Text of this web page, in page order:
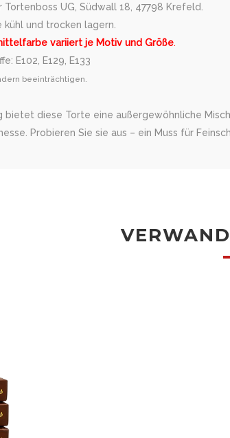
UG, Südwall 18, 47798 Krefeld.
und trocken lagern.
variiert je Motiv und Größe.
E102, E129, E133
beeinträchtigen.
bietet diese Torte eine außergewöhnliche
Probieren Sie sie aus – ein Muss für